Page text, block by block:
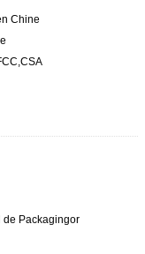
Chine
de Packagingor